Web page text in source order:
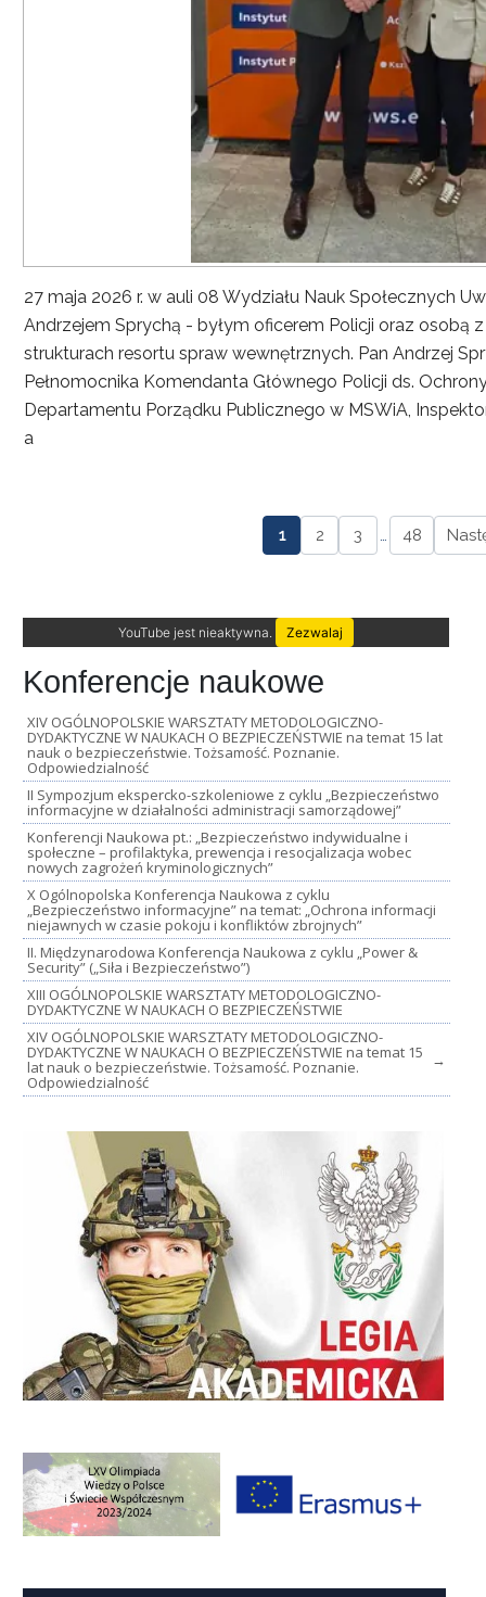
27 maja 2026 r. w auli 08 Wydziału Nauk Społecznych
Andrzejem Sprychą - byłym oficerem Policji oraz osobą
strukturach resortu spraw wewnętrznych. Pan Andrzej
Pełnomocnika Komendanta Głównego Policji ds.
Departamentu Porządku Publicznego w MSWiA,
a
1 2 3 … 48
YouTube jest nieaktywna. Zezwalaj
Konferencje naukowe
XIV OGÓLNOPOLSKIE WARSZTATY METODOLOGICZNO-
DYDAKTYCZNE W NAUKACH O BEZPIECZEŃSTWIE na temat 15 lat
nauk o bezpieczeństwie. Tożsamość. Poznanie.
Odpowiedzialność
II Sympozjum ekspercko-szkoleniowe z cyklu „Bezpieczeństwo
informacyjne w działalności administracji samorządowej”
Konferencji Naukowa pt.: „Bezpieczeństwo indywidualne i
społeczne – profilaktyka, prewencja i resocjalizacja wobec
nowych zagrożeń kryminologicznych”
X Ogólnopolska Konferencja Naukowa z cyklu
„Bezpieczeństwo informacyjne” na temat: „Ochrona informacji
niejawnych w czasie pokoju i konfliktów zbrojnych”
II. Międzynarodowa Konferencja Naukowa z cyklu „Power &
Security” („Siła i Bezpieczeństwo”)
XIII OGÓLNOPOLSKIE WARSZTATY METODOLOGICZNO-
DYDAKTYCZNE W NAUKACH O BEZPIECZEŃSTWIE
XIV OGÓLNOPOLSKIE WARSZTATY METODOLOGICZNO-
DYDAKTYCZNE W NAUKACH O BEZPIECZEŃSTWIE na temat 15
lat nauk o bezpieczeństwie. Tożsamość. Poznanie.
Odpowiedzialność
→